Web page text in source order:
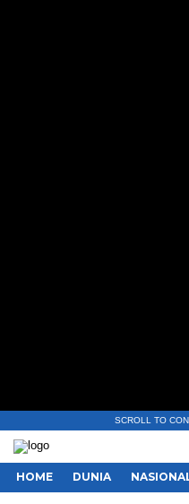
SCROLL TO
HOME DUNIA